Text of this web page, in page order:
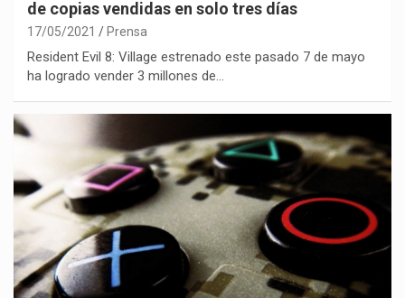
de copias vendidas en solo tres días
17/05/2021 Prensa
Resident Evil 8: Village estrenado este pasado 7 de mayo
ha logrado vender 3 millones de…